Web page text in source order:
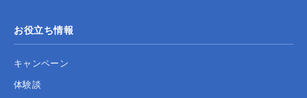
お役立ち情報
キャンペーン
体験談